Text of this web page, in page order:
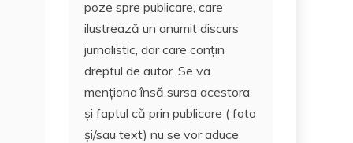
poze spre publicare, care
ilustrează un anumit discurs
jurnalistic, dar care conțin
dreptul de autor. Se va
menționa însă sursa acestora
și faptul că prin publicare ( foto
și/sau text) nu se vor aduce